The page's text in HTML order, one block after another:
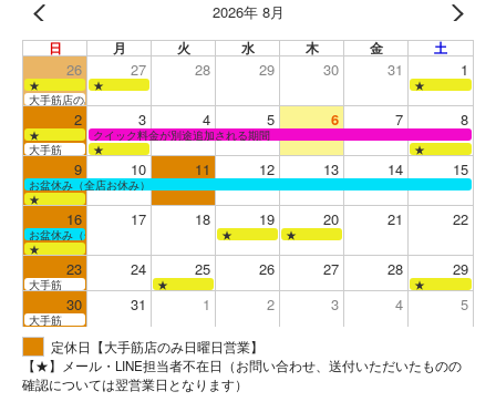
2026年 8月
日 月 火 水 木 金 土
26 27 28 29 30 31 1
★ ★
★
大手筋店のみ営業
2 3 4 5 6 7 8
★
クイック料金が別途追加される期間
大手筋
★ ★
9 10 11 12 13 14 15
お盆休み（全店お休み）
★
16 17 18 19 20 21 22
お盆休み（全店お休み） ★
★
★
23 24 25 26 27 28 29
大手筋 ★ ★
30 31 1 2 3 4 5
大手筋
定休日【大手筋店のみ日曜日営業】
【★】メール・LINE担当者不在日（お問い合わせ、送付いただいたものの
確認については翌営業日となります）